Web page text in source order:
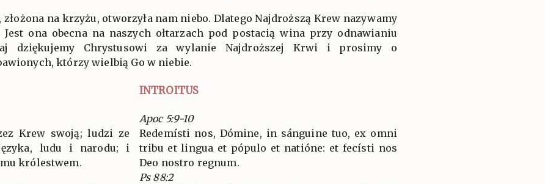
na krzyżu, otworzyła nam niebo. Dlatego Najdroższą Krew nazywamy
Jest ona obecna na naszych ołtarzach pod postacią wina przy odnawianiu
dziękujemy Chrystusowi za wylanie Najdroższej Krwi i prosimy o
którzy wielbią Go w niebie.
INTROITUS
Krew swoją; ludzi ze
ludu i narodu; i
królestwem.
Apoc 5:9-10
Redemísti nos, Dómine, in sánguine tuo, ex omni
tribu et lingua et pópulo et natióne: et fecísti nos
Deo nostro regnum.
Ps 88:2